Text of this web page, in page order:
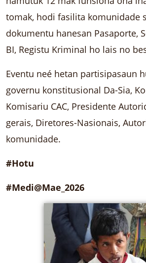
tomak, hodi fasilita komunidade
dokumentu hanesan Pasaporte,
BI, Registu Kriminal ho lais no
Eventu neé hetan partisipasaun
governu konstitusional Da-Sia,
Komisariu CAC, Presidente
gerais, Diretores-Nasionais,
komunidade.
#Hotu
#Medi@Mae_2026